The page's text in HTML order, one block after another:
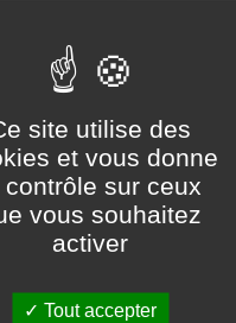
تتهيأ المكتبة الوطنية
يونيو تحت شعار "المكتبات
الرقمي:…
Lire la suite
site utilise des
et vous donne
contrôle sur ceux
vous souhaitez
activer
Tout accepter